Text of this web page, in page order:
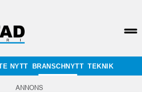
NYTT BRANSCHNYTT TEKNIK
ANNONS